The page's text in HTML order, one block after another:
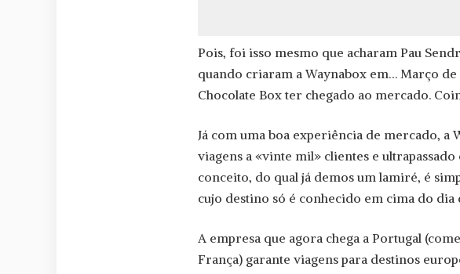
Pois, foi isso mesmo que acharam Pau
quando criaram a Waynabox em… Março de
Chocolate Box ter chegado ao mercado.
Já com uma boa experiência de mercado,
viagens a «vinte mil» clientes e ultrapassado
conceito, do qual já demos um lamiré, é
cujo destino só é conhecido em cima do dia
A empresa que agora chega a Portugal
França) garante viagens para destinos